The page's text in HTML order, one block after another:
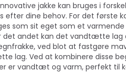
jakke kan bruges i
efter dine behov. For det første
som sit eget som et
det andet kan det vandtætte lag
ved blot at fastgøre
lag. Ved at kombinere disse
er vandtæt og varm, perfekt til